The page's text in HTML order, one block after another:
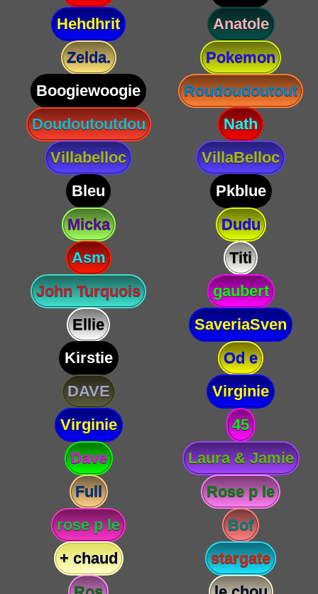
Hehdhrit
Anatole
Zelda.
Pokemon
Boogiewoogie
Roudoudoutout
Doudoutoutdou
Nath
Villabelloc
VillaBelloc
Bleu
Pkblue
Micka
Dudu
Asm
Titi
John Turquois
gaubert
Ellie
SaveriaSven
Kirstie
Od e
DAVE
Virginie
Virginie
45
Dave
Laura & Jamie
Full
Rose p le
rose p le
Bof
+ chaud
stargate